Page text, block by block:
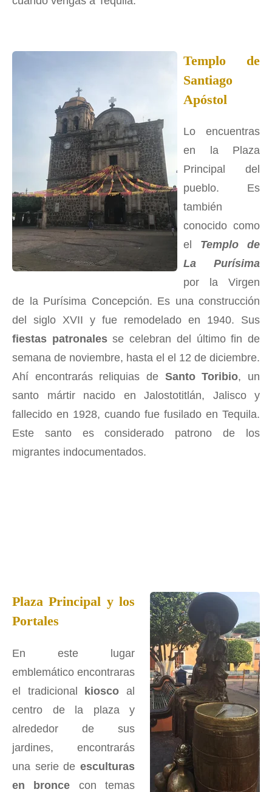
Templo de
Santiago
Apóstol
Lo encuentras
en la Plaza
Principal del
pueblo. Es
también
conocido como
el Templo de
La Purísima
por la Virgen
de la Purísima Concepción. Es una construcción
del siglo XVII y fue remodelado en 1940. Sus
fiestas patronalesse celebran del último fin de
semana de noviembre, hasta el el 12 de diciembre.
Ahí encontrarás reliquias de Santo Toribio, un
santo mártir nacido en Jalostotitlán, Jalisco y
fallecido en 1928, cuando fue fusilado en Tequila.
Este santo es considerado patrono de los
migrantes indocumentados.
Plaza Principal y los
Portales
En este lugar
emblemático encontraras
el tradicional kiosco al
centro de la plaza y
alrededor de sus
jardines, encontrarás
una serie de esculturas
en bronce con temas